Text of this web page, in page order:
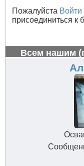
Пожалуйста Войти
присоединиться к
Всем нашим